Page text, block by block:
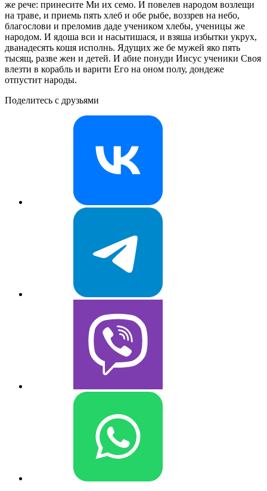
же рече: принесите Ми их семо. И повелев народом возлещи
на траве, и приемь пять хлеб и обе рыбе, воззрев на небо,
благослови и преломив даде учеником хлебы, ученицы же
народом. И ядоша вси и насытишася, и взяша избытки укрух,
дванадесять кошя исполнь. Ядущих же бе мужей яко пять
тысящ, разве жен и детей. И абие понуди Иисус ученики Своя
влезти в корабль и варити Его на оном полу, дондеже
отпустит народы.
Поделитесь с друзьями